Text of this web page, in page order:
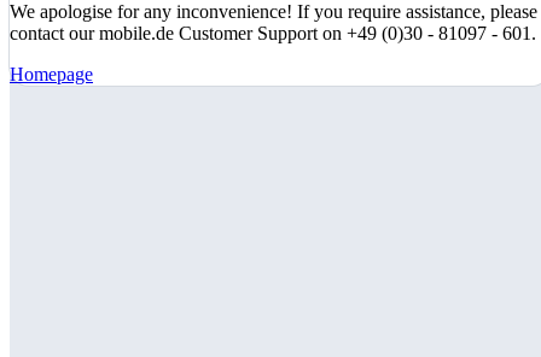
We apologise for any inconvenience! If you require assistance, please
contact our mobile.de Customer Support on +49 (0)30 - 81097 - 601.
Homepage